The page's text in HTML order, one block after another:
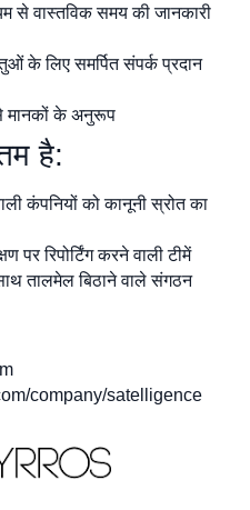
से वास्तविक समय की जानकारी
के लिए समर्पित संपर्क प्रदान
मानकों के अनुरूप
है:
कंपनियों को कानूनी स्रोत का
पर रिपोर्टिंग करने वाली टीमें
तालमेल बिठाने वाले संगठन
company/satelligence